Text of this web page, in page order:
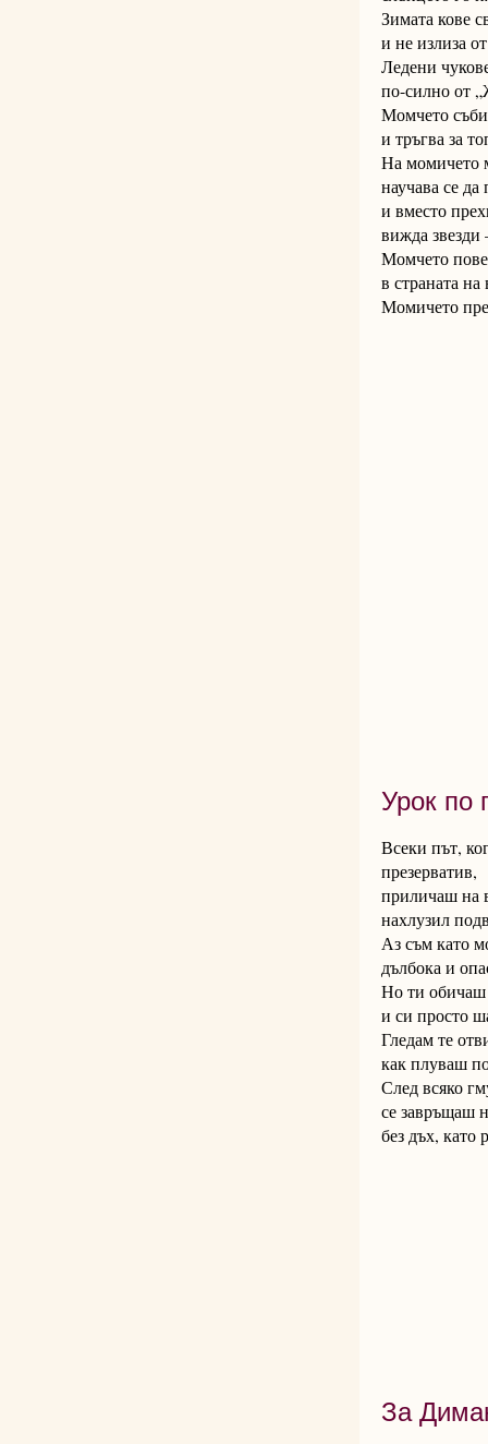
Зимата кове
и не излиза
Ледени
по-силно от
Момчето
и тръгва за
На момичето
научава се
и вместо
вижда звезди
Момчето
в страната на
Момичето
Урок по
Всеки път,
презерватив,
приличаш на
нахлузил
Аз съм като
дълбока и
Но ти обичаш
и си просто
Гледам те
как плуваш
След всяко
се завръщаш
без дъх, като
За